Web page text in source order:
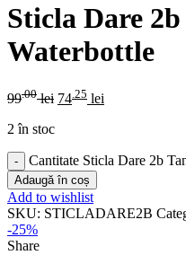
Sticla Dare
Waterbottle
99.00 lei 74.25 lei
2 în stoc
Cantitate Sticla Dare 2b
Adaugă în coș
Add to wishlist
SKU: STICLADARE2B
-25%
Share